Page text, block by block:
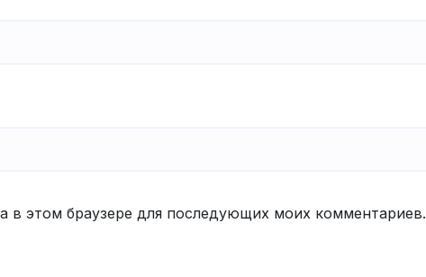
в этом браузере для последующих моих комментариев.